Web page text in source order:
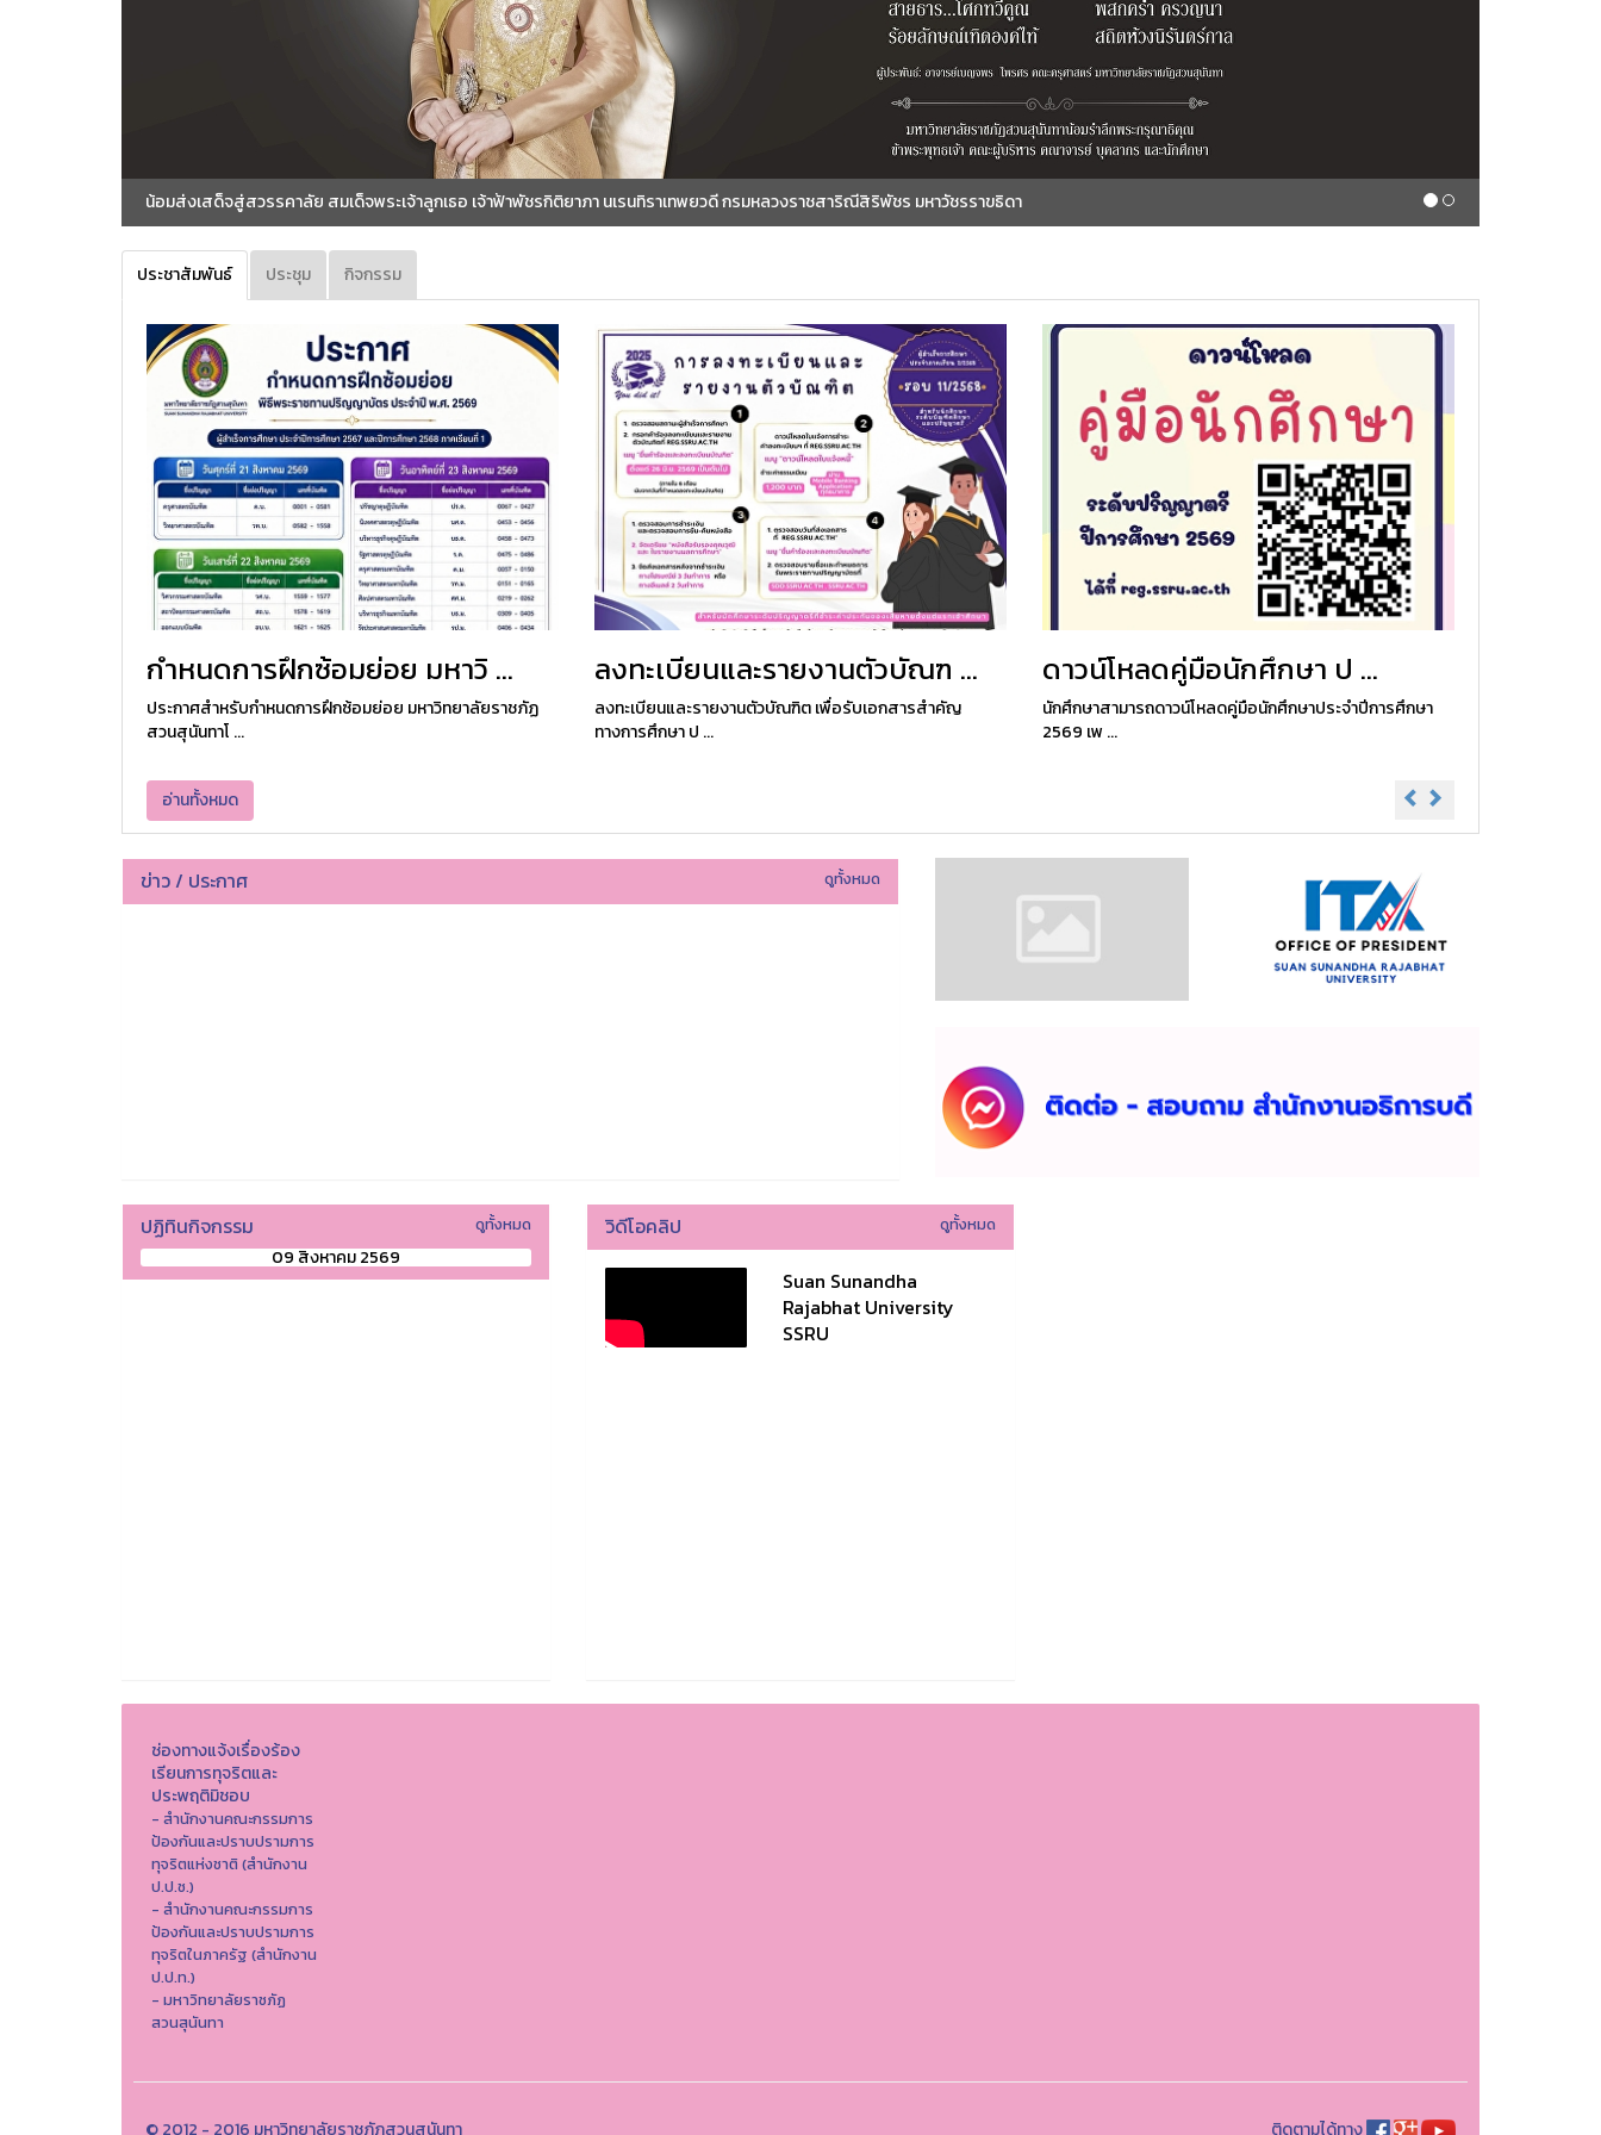
น้อมส่งเสด็จสู่สวรรคาลัย สมเด็จพระเจ้าลูกเธอ เจ้าฟ้าพัชรกิติยาภา นเรนทิราเทพยวดี กรมหลวงราชสาริณีสิริพัชร มหาวัชรราขธิดา สถิตอยู่ในใจตราบนิรั
ประชาสัมพันธ์ ประชุม กิจกรรม
กำหนดการฝึกซ้อมย่อย มหาวิ ...
ประกาศสำหรับกำหนดการฝึกซ้อมย่อย มหาวิทยาลัยราชภัฏ
สวนสุนันทาโ ...
ลงทะเบียนและรายงานตัวบัณฑ ...
ลงทะเบียนและรายงานตัวบัณฑิต เพื่อรับเอกสารสำคัญ
ทางการศึกษา ป ...
ดาวน์โหลดคู่มือนักศึกษา ป ...
นักศึกษาสามารถดาวน์โหลดคู่มือนักศึกษาประจำปีการศึกษา
2569 เพ ...
อ่านทั้งหมด
ข่าว / ประกาศ ดูทั้งหมด
ปฏิทินกิจกรรม ดูทั้งหมด
09 สิงหาคม 2569
วิดีโอคลิป ดูทั้งหมด
Suan Sunandha
Rajabhat University
SSRU
ช่องทางแจ้งเรื่องร้อง
เรียนการทุจริตและ
ประพฤติมิชอบ
- สำนักงานคณะกรรมการ
ป้องกันและปราบปรามการ
ทุจริตแห่งชาติ (สำนักงาน
ป.ป.ช.)
- สำนักงานคณะกรรมการ
ป้องกันและปราบปรามการ
ทุจริตในภาครัฐ (สำนักงาน
ป.ป.ท.)
- มหาวิทยาลัยราชภัฏ
สวนสุนันทา
© 2012 - 2016 มหาวิทยาลัยราชภัฏสวนสุนันทา ติดตามได้ทาง